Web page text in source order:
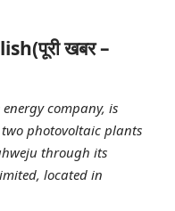
खबर –
company, is
photovoltaic plants
through its
located in